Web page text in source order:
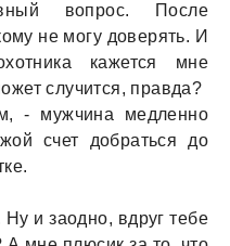
вопрос. После
не могу доверять. И
кажется мне
случится, правда?
- мужчина медленно
счет добраться до
и заодно, вдруг тебе